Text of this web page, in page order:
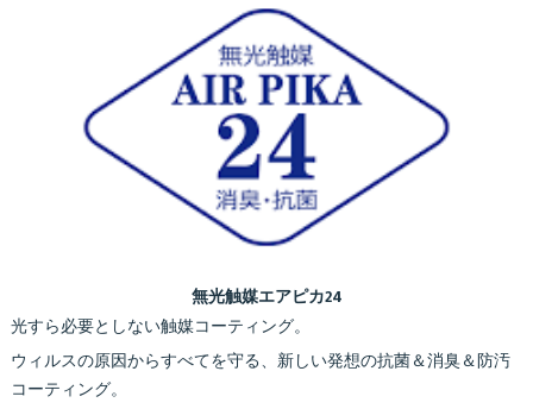
無光触媒エアピカ24
光すら必要としない触媒コーティング。
ウィルスの原因からすべてを守る、新しい発想の抗菌＆消臭＆防汚
コーティング。